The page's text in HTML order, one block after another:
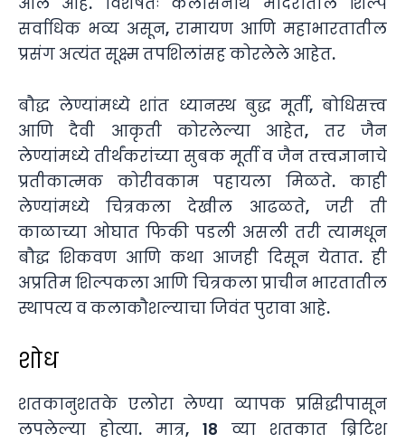
सर्वाधिक भव्य असून, रामायण आणि महाभारतातील
प्रसंग अत्यंत सूक्ष्म तपशिलांसह कोरलेले आहेत.
बौद्ध लेण्यांमध्ये शांत ध्यानस्थ बुद्ध मूर्ती, बोधिसत्त्व
आणि दैवी आकृती कोरलेल्या आहेत, तर जैन
लेण्यांमध्ये तीर्थंकरांच्या सुबक मूर्ती व जैन तत्त्वज्ञानाचे
प्रतीकात्मक कोरीवकाम पहायला मिळते. काही
लेण्यांमध्ये चित्रकला देखील आढळते, जरी ती
काळाच्या ओघात फिकी पडली असली तरी त्यामधून
बौद्ध शिकवण आणि कथा आजही दिसून येतात. ही
अप्रतिम शिल्पकला आणि चित्रकला प्राचीन भारतातील
स्थापत्य व कलाकौशल्याचा जिवंत पुरावा आहे.
शोध
शतकानुशतके एलोरा लेण्या व्यापक प्रसिद्धीपासून
लपलेल्या होत्या. मात्र, 18 व्या शतकात ब्रिटिश